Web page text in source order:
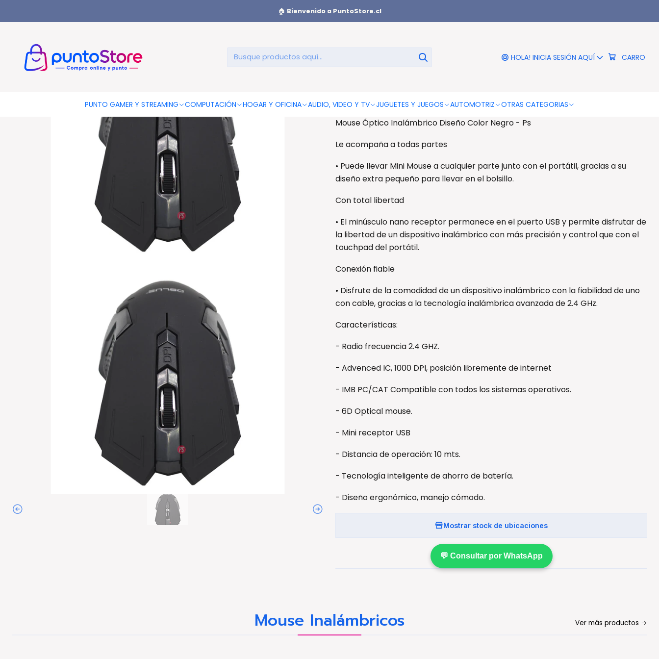
HOLA! INICIA SESIÓN AQUÍ CARRO
PUNTO GAMER Y STREAMING COMPUTACIÓN HOGAR Y OFICINA AUDIO, VIDEO Y TV JUGUETES Y JUEGOS AUTOMOTRIZ OTRAS CATEGORIAS
🏠 Bienvenido a PuntoStore.cl
Mouse Óptico Inalámbrico Diseño Color Negro - Ps
Mouse Óptico Inalámbrico Diseño Color
Negro - Ps
DESCRIPCIÓN
Mouse Óptico Inalámbrico Diseño Color Negro - Ps
Le acompaña a todas partes
• Puede llevar Mini Mouse a cualquier parte junto con el portátil, gracias a su
diseño extra pequeño para llevar en el bolsillo.
Con total libertad
• El minúsculo nano receptor permanece en el puerto USB y permite disfrutar de
la libertad de un dispositivo inalámbrico con más precisión y control que con el
touchpad del portátil.
Conexión fiable
• Disfrute de la comodidad de un dispositivo inalámbrico con la fiabilidad de uno
con cable, gracias a la tecnología inalámbrica avanzada de 2.4 GHz.
Características:
- Radio frecuencia 2.4 GHZ.
- Advenced IC, 1000 DPI, posición libremente de internet
- IMB PC/CAT Compatible con todos los sistemas operativos.
- 6D Optical mouse.
- Mini receptor USB
- Distancia de operación: 10 mts.
- Tecnología inteligente de ahorro de batería.
- Diseño ergonómico, manejo cómodo.
Mostrar stock de ubicaciones
💬 Consultar por WhatsApp
Mouse Inalámbricos Ver más productos